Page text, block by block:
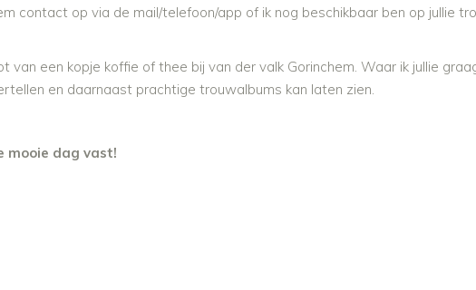
contact op via de mail/telefoon/app of ik nog beschikbaar ben op jullie
van een kopje koffie of thee bij van der valk Gorinchem. Waar ik jullie
en daarnaast prachtige trouwalbums kan laten zien.
mooie dag vast!